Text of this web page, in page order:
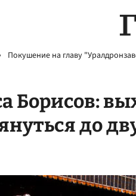
Покушение на главу
Борисов:
до